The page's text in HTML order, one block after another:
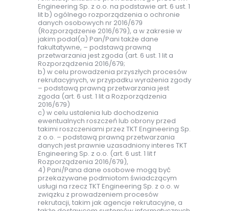
Engineering Sp. z o.o. na podstawie art. 6 ust. 1
lit b) ogólnego rozporządzenia o ochronie
danych osobowych nr 2016/679
(Rozporządzenie 2016/679), a w zakresie w
jakim podał(a) Pan/Pani także dane
fakultatywne, – podstawą prawną
przetwarzania jest zgoda (art. 6 ust. 1 lit a
Rozporządzenia 2016/679;
b) w celu prowadzenia przyszłych procesów
rekrutacyjnych, w przypadku wyrażenia zgody
– podstawą prawną przetwarzania jest
zgoda (art. 6 ust. 1 lit a Rozporządzenia
2016/679)
c) w celu ustalenia lub dochodzenia
ewentualnych roszczeń lub obrony przed
takimi roszczeniami przez TKT Engineering Sp.
z o.o. – podstawą prawną przetwarzania
danych jest prawnie uzasadniony interes TKT
Engineering Sp. z o.o. (art. 6 ust. 1 lit f
Rozporządzenia 2016/679),
4) Pani/Pana dane osobowe mogą być
przekazywane podmiotom świadczącym
usługi na rzecz TKT Engineering Sp. z o.o. w
związku z prowadzeniem procesów
rekrutacji, takim jak agencje rekrutacyjne, a